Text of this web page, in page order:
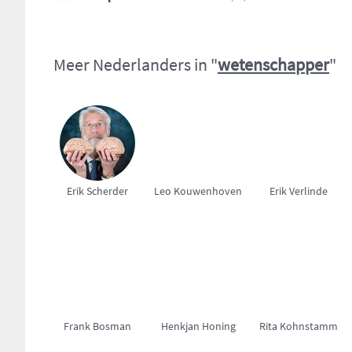
Meer Nederlanders in "wetenschapper"
Erik Scherder Leo Kouwenhoven Erik Verlinde
Frank Bosman Henkjan Honing Rita Kohnstamm